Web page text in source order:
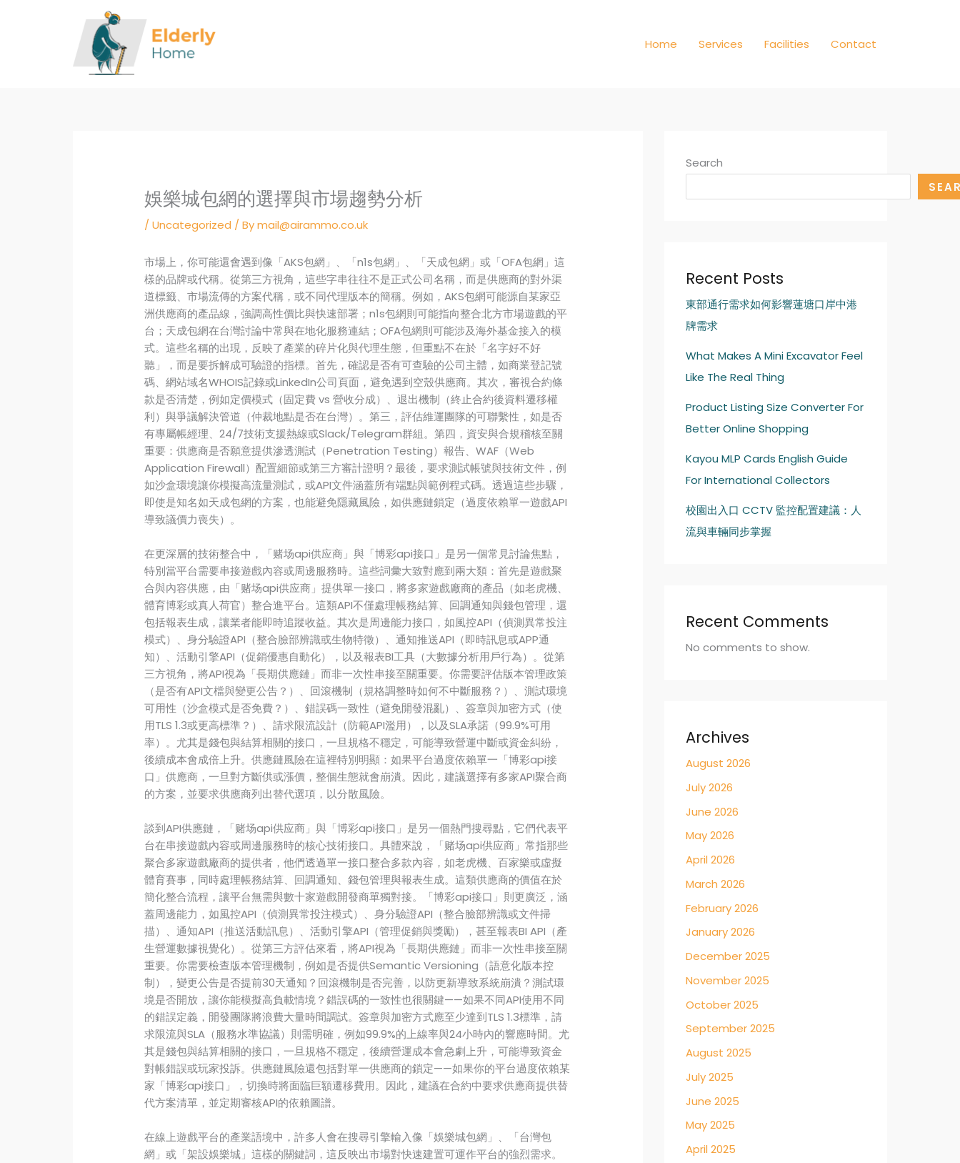
Home Services Facilities Contact
娛樂城包網的選擇與市場趨勢分析
/Uncategorized / Bymail@airammo.co.uk
市場上，你可能還會遇到像「AKS包網」、「n1s包網」、「天成包網」或「OFA包網」這
樣的品牌或代稱。從第三方視角，這些字串往往不是正式公司名稱，而是供應商的對外渠
道標籤、市場流傳的方案代稱，或不同代理版本的簡稱。例如，AKS包網可能源自某家亞
洲供應商的產品線，強調高性價比與快速部署；n1s包網則可能指向整合北方市場遊戲的平
台；天成包網在台灣討論中常與在地化服務連結；OFA包網則可能涉及海外基金接入的模
式。這些名稱的出現，反映了產業的碎片化與代理生態，但重點不在於「名字好不好
聽」，而是要拆解成可驗證的指標。首先，確認是否有可查驗的公司主體，如商業登記號
碼、網站域名WHOIS記錄或LinkedIn公司頁面，避免遇到空殼供應商。其次，審視合約條
款是否清楚，例如定價模式（固定費 vs 營收分成）、退出機制（終止合約後資料遷移權
利）與爭議解決管道（仲裁地點是否在台灣）。第三，評估維運團隊的可聯繫性，如是否
有專屬帳經理、24/7技術支援熱線或Slack/Telegram群組。第四，資安與合規稽核至關
重要：供應商是否願意提供滲透測試（Penetration Testing）報告、WAF（Web
Application Firewall）配置細節或第三方審計證明？最後，要求測試帳號與技術文件，例
如沙盒環境讓你模擬高流量測試，或API文件涵蓋所有端點與範例程式碼。透過這些步驟，
即使是知名如天成包網的方案，也能避免隱藏風險，如供應鏈鎖定（過度依賴單一遊戲API
導致議價力喪失）。
在更深層的技術整合中，「赌场api供应商」與「博彩api接口」是另一個常見討論焦點，
特別當平台需要串接遊戲內容或周邊服務時。這些詞彙大致對應到兩大類：首先是遊戲聚
合與內容供應，由「赌场api供应商」提供單一接口，將多家遊戲廠商的產品（如老虎機、
體育博彩或真人荷官）整合進平台。這類API不僅處理帳務結算、回調通知與錢包管理，還
包括報表生成，讓業者能即時追蹤收益。其次是周邊能力接口，如風控API（偵測異常投注
模式）、身分驗證API（整合臉部辨識或生物特徵）、通知推送API（即時訊息或APP通
知）、活動引擎API（促銷優惠自動化），以及報表BI工具（大數據分析用戶行為）。從第
三方視角，將API視為「長期供應鏈」而非一次性串接至關重要。你需要評估版本管理政策
（是否有API文檔與變更公告？）、回滾機制（規格調整時如何不中斷服務？）、測試環境
可用性（沙盒模式是否免費？）、錯誤碼一致性（避免開發混亂）、簽章與加密方式（使
用TLS 1.3或更高標準？）、請求限流設計（防範API濫用），以及SLA承諾（99.9%可用
率）。尤其是錢包與結算相關的接口，一旦規格不穩定，可能導致營運中斷或資金糾紛，
後續成本會成倍上升。供應鏈風險在這裡特別明顯：如果平台過度依賴單一「博彩api接
口」供應商，一旦對方斷供或漲價，整個生態就會崩潰。因此，建議選擇有多家API聚合商
的方案，並要求供應商列出替代選項，以分散風險。
談到API供應鏈，「赌场api供应商」與「博彩api接口」是另一個熱門搜尋點，它們代表平
台在串接遊戲內容或周邊服務時的核心技術接口。具體來說，「赌场api供应商」常指那些
聚合多家遊戲廠商的提供者，他們透過單一接口整合多款內容，如老虎機、百家樂或虛擬
體育賽事，同時處理帳務結算、回調通知、錢包管理與報表生成。這類供應商的價值在於
簡化整合流程，讓平台無需與數十家遊戲開發商單獨對接。「博彩api接口」則更廣泛，涵
蓋周邊能力，如風控API（偵測異常投注模式）、身分驗證API（整合臉部辨識或文件掃
描）、通知API（推送活動訊息）、活動引擎API（管理促銷與獎勵），甚至報表BI API（產
生營運數據視覺化）。從第三方評估來看，將API視為「長期供應鏈」而非一次性串接至關
重要。你需要檢查版本管理機制，例如是否提供Semantic Versioning（語意化版本控
制），變更公告是否提前30天通知？回滾機制是否完善，以防更新導致系統崩潰？測試環
境是否開放，讓你能模擬高負載情境？錯誤碼的一致性也很關鍵——如果不同API使用不同
的錯誤定義，開發團隊將浪費大量時間調試。簽章與加密方式應至少達到TLS 1.3標準，請
求限流與SLA（服務水準協議）則需明確，例如99.9%的上線率與24小時內的響應時間。尤
其是錢包與結算相關的接口，一旦規格不穩定，後續營運成本會急劇上升，可能導致資金
對帳錯誤或玩家投訴。供應鏈風險還包括對單一供應商的鎖定——如果你的平台過度依賴某
家「博彩api接口」，切換時將面臨巨額遷移費用。因此，建議在合約中要求供應商提供替
代方案清單，並定期審核API的依賴圖譜。
在線上遊戲平台的產業語境中，許多人會在搜尋引擎輸入像「娛樂城包網」、「台灣包
網」或「架設娛樂城」這樣的關鍵詞，這反映出市場對快速建置可運作平台的強烈需求。
Search
Recent Posts
東部通行需求如何影響蓮塘口岸中港
牌需求
What Makes A Mini Excavator Feel
Like The Real Thing
Product Listing Size Converter For
Better Online Shopping
Kayou MLP Cards English Guide
For International Collectors
校園出入口 CCTV 監控配置建議：人
流與車輛同步掌握
Recent Comments
No comments to show.
Archives
August 2026
July 2026
June 2026
May 2026
April 2026
March 2026
February 2026
January 2026
December 2025
November 2025
October 2025
September 2025
August 2025
July 2025
June 2025
May 2025
April 2025